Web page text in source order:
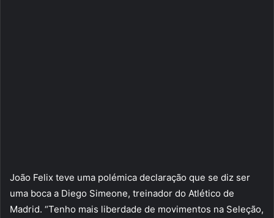
João Felix teve uma polémica declaração que se diz ser
uma boca a Diego Simeone, treinador do Atlético de
Madrid. “Tenho mais liberdade de movimentos na Seleção,